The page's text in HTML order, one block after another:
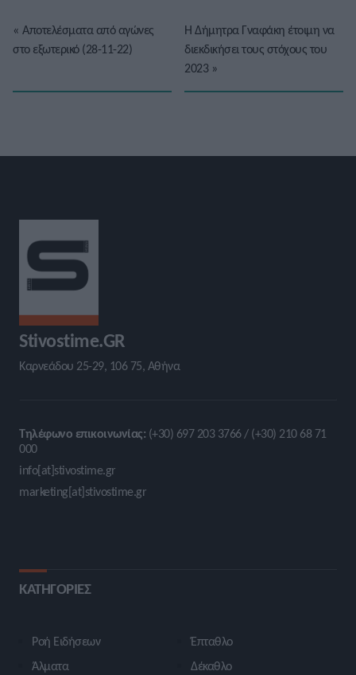
« Αποτελέσματα από αγώνες
στο εξωτερικό (28-11-22)
Η Δήμητρα Γναφάκη έτοιμη να
διεκδικήσει τους στόχους του
2023»
Stivostime.GR
Καρνεάδου 25-29, 106 75, Αθήνα
Τηλέφωνο επικοινωνίας: (+30) 697 203 3766 / (+30) 210 68 71
000
info[at]stivostime.gr
marketing[at]stivostime.gr
ΚΑΤΗΓΟΡΙΕΣ
Ροή Ειδήσεων
Άλματα
Έπταθλο
Δέκαθλο